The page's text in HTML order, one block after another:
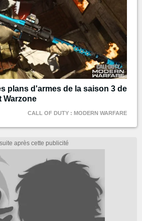
plans d'armes de la saison 3 de
Warzone
CALL OF DUTY : MODERN WARFARE